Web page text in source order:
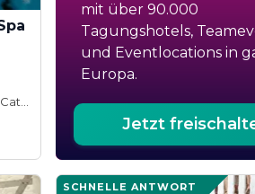
mit über 90.000
Tagungshotels,
und Eventlocations in
Europa.
Jetzt
SCHNELLE ANTWORT